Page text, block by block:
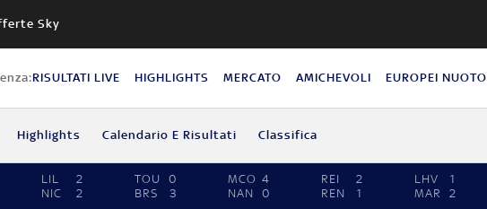
Sky
RISULTATI LIVE HIGHLIGHTS MERCATO AMICHEVOLI EUROPEI NUOTO
Highlights Calendario E Risultati Classifica
LIL
2
NIC
2
TOU
0
BRS
3
MCO 4
NAN
0
REI
2
REN
1
LHV
1
MAR
2